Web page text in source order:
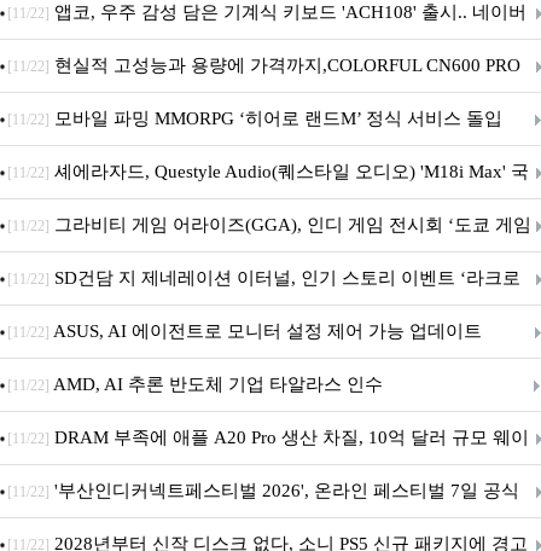
니터·스마트 펫 침대 기부
[11/22] 앱코, 우주 감성 담은 기계식 키보드 'ACH108' 출시.. 네이버
브랜드데이 기획전 진행
[11/22] 현실적 고성능과 용량에 가격까지,COLORFUL CN600 PRO
M.2 NVMe 디앤디컴 1TB
[11/22] 모바일 파밍 MMORPG ‘히어로 랜드M’ 정식 서비스 돌입
[11/22] 셰에라자드, Questyle Audio(퀘스타일 오디오) 'M18i Max' 국
내 정식 출시
[11/22] 그라비티 게임 어라이즈(GGA), 인디 게임 전시회 ‘도쿄 게임
던전 13’ 참가!
[11/22] SD건담 지 제네레이션 이터널, 인기 스토리 이벤트 ‘라크로
아의 용사’ 재개최 및 풍성한 기념 이벤트 실시!
[11/22] ASUS, AI 에이전트로 모니터 설정 제어 가능 업데이트
[11/22] AMD, AI 추론 반도체 기업 타알라스 인수
[11/22] DRAM 부족에 애플 A20 Pro 생산 차질, 10억 달러 규모 웨이
퍼 대기
[11/22] '부산인디커넥트페스티벌 2026', 온라인 페스티벌 7일 공식
개막... 22일간 진행
[11/22] 2028년부터 신작 디스크 없다, 소니 PS5 신규 패키지에 경고